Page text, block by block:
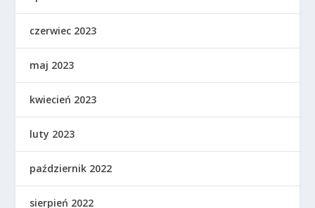
czerwiec 2023
maj 2023
kwiecień 2023
luty 2023
październik 2022
sierpień 2022